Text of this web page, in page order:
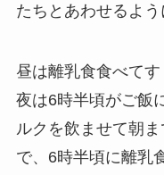
たちとあわせるよう
昼は離乳食食べてす
夜は6時半頃がご飯
ルクを飲ませて朝
で、6時半頃に離乳